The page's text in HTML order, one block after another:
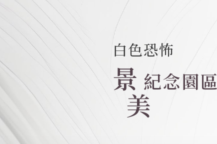
白色恐怖
景
美
紀念園區